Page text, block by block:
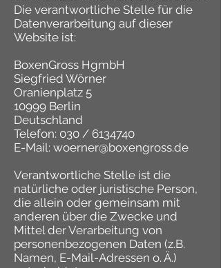
Die verantwortliche Stelle für die
Datenverarbeitung auf dieser
Website ist:
BoxenGross HgmbH
Siegfried Wörner
Oranienplatz 5
10999 Berlin
Deutschland
Telefon: 030 / 6134740
E-Mail: woerner@boxengross.de
Verantwortliche Stelle ist die
natürliche oder juristische Person,
die allein oder gemeinsam mit
anderen über die Zwecke und
Mittel der Verarbeitung von
personenbezogenen Daten (z.B.
Namen, E-Mail-Adressen o. Ä.)